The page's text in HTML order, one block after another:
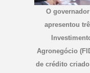
O
apresentou
Agronegócio
de crédito